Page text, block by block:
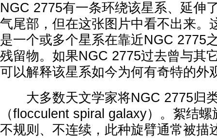
NGC 2775有一条环绕该星系、延伸
气尾部，但在这张图片中看不出来。
是一个或多个星系在靠近NGC 2775
残留物。如果NGC 2775过去曾与其
可以解释该星系如今为何有奇特的外
大多数天文学家将NGC 2775归
（flocculent spiral galaxy）。絮结
不规则、不连续，此种旋臂通常被描